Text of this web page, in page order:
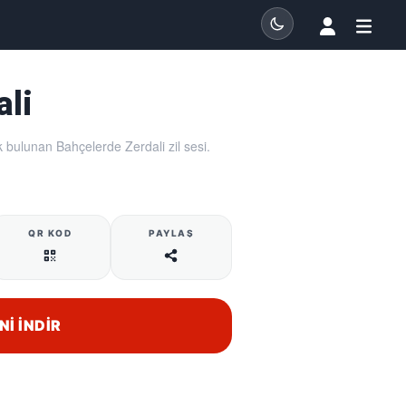
bulunan Bahçelerde Zerdali zil sesi.
QR KOD PAYLAŞ
İNDIR